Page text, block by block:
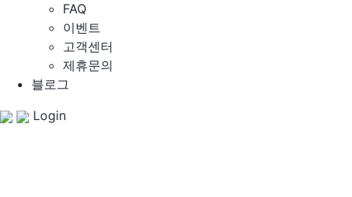
FAQ
이벤트
고객센터
제휴문의
블로그
Login